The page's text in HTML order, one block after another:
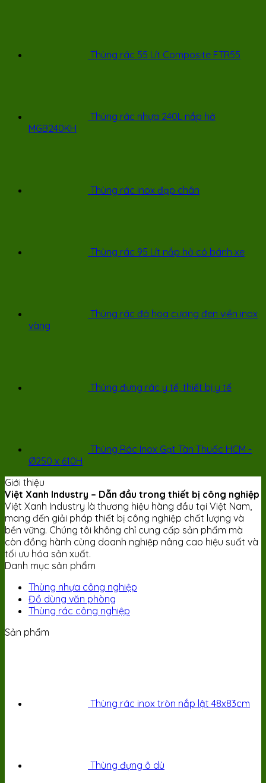
Thùng rác 55 Lít Composite FTR55
Thùng rác nhựa 240L nắp hở
MGB240KH
Thùng rác inox đạp chân
Thùng rác 95 Lít nắp hở có bánh xe
Thùng rác đá hoa cương đen viền inox
vàng
Thùng đựng rác y tế, thiết bị y tế
Thùng Rác Inox Gạt Tàn Thuốc HCM -
Ø250 x 610H
Giới thiệu
Việt Xanh Industry – Dẫn đầu trong thiết bị công nghiệp
Việt Xanh Industry là thương hiệu hàng đầu tại Việt Nam,
mang đến giải pháp thiết bị công nghiệp chất lượng và
bền vững. Chúng tôi không chỉ cung cấp sản phẩm mà
còn đồng hành cùng doanh nghiệp nâng cao hiệu suất và
tối ưu hóa sản xuất.
Danh mục sản phẩm
Thùng nhựa công nghiệp
Đồ dùng văn phòng
Thùng rác công nghiệp
Sản phẩm
Thùng rác inox tròn nắp lật 48x83cm
Thùng đựng ô dù